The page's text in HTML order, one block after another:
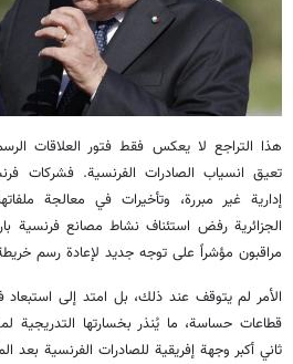
هذا التراجع لا يعكس فقط فتور العلاقات
تعيق انسياب الصادرات الفرنسية. فشركات
إدارية غير مبررة، وتأخيرات في معالجة
الجزائرية رفض استئناف نشاط مصانع فرنسية
مراقبون مؤشراً على توجه جديد لإعادة رسم
الأمر لم يتوقف عند ذلك، بل امتد إلى
قطاعات حساسة، ما يُنذر بخسارتها التدريجية
ثاني أكبر وجهة إفريقية للصادرات الفرنسية بعد